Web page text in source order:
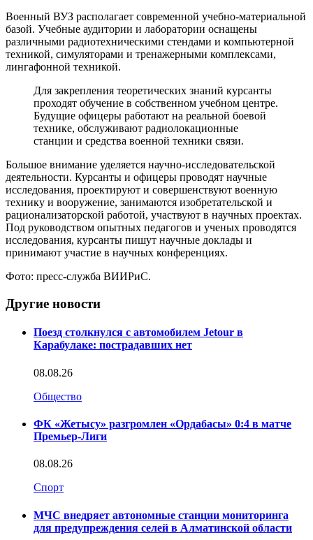
Военный ВУЗ располагает современной учебно-материальной
базой. Учебные аудитории и лаборатории оснащены
различными радиотехническими стендами и компьютерной
техникой, симуляторами и тренажерными комплексами,
лингафонной техникой.
Для закрепления теоретических знаний курсанты
проходят обучение в собственном учебном центре.
Будущие офицеры работают на реальной боевой
технике, обслуживают радиолокационные
станции и средства военной техники связи.
Большое внимание уделяется научно-исследовательской
деятельности. Курсанты и офицеры проводят научные
исследования, проектируют и совершенствуют военную
технику и вооружение, занимаются изобретательской и
рационализаторской работой, участвуют в научных проектах.
Под руководством опытных педагогов и ученых проводятся
исследования, курсанты пишут научные доклады и
принимают участие в научных конференциях.
Фото: пресс-служба ВИИРиС.
Другие новости
Поезд столкнулся с автомобилем Jetour в
Карабулаке: пострадавших нет
08.08.26
Общество
ФК «Жетысу» разгромлен «Ордабасы» 0:4 в матче
Премьер-Лиги
08.08.26
Спорт
МЧС внедряет автономные станции мониторинга
для предупреждения селей в Алматинской области